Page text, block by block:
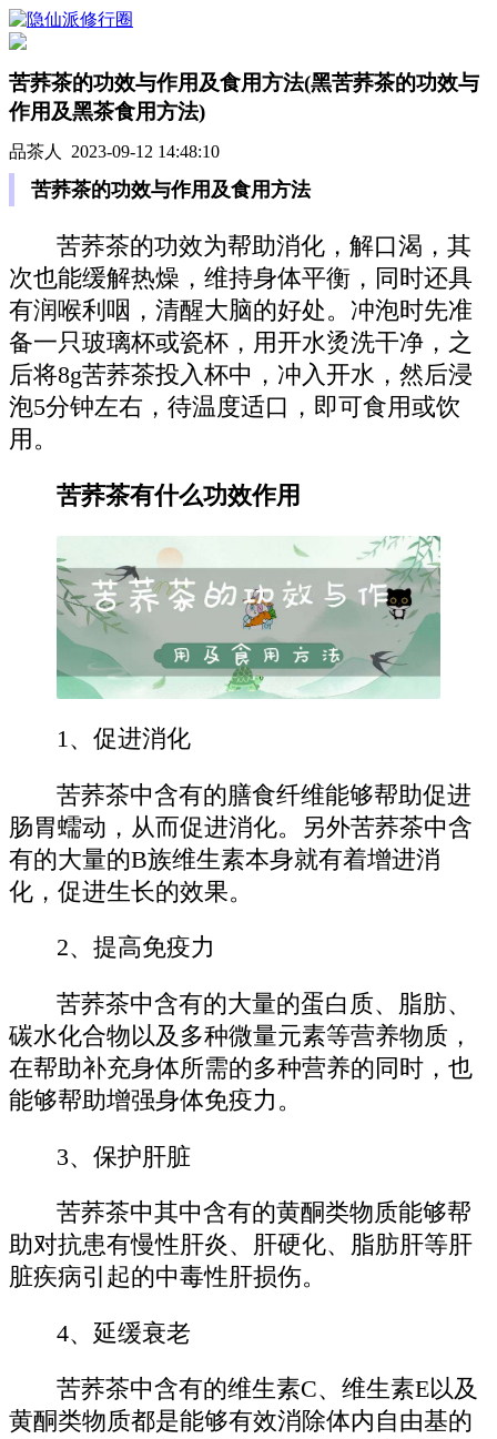
苦荞茶的功效与作用及食用方法(黑苦荞茶的功效与
作用及黑茶食用方法)
品茶人 2023-09-12 14:48:10
苦荞茶的功效与作用及食用方法
苦荞茶的功效为帮助消化，解口渴，其
次也能缓解热燥，维持身体平衡，同时还具
有润喉利咽，清醒大脑的好处。冲泡时先准
备一只玻璃杯或瓷杯，用开水烫洗干净，之
后将8g苦荞茶投入杯中，冲入开水，然后浸
泡5分钟左右，待温度适口，即可食用或饮
用。
苦荞茶有什么功效作用
1、促进消化
苦荞茶中含有的膳食纤维能够帮助促进
肠胃蠕动，从而促进消化。另外苦荞茶中含
有的大量的B族维生素本身就有着增进消
化，促进生长的效果。
2、提高免疫力
苦荞茶中含有的大量的蛋白质、脂肪、
碳水化合物以及多种微量元素等营养物质，
在帮助补充身体所需的多种营养的同时，也
能够帮助增强身体免疫力。
3、保护肝脏
苦荞茶中其中含有的黄酮类物质能够帮
助对抗患有慢性肝炎、肝硬化、脂肪肝等肝
脏疾病引起的中毒性肝损伤。
4、延缓衰老
苦荞茶中含有的维生素C、维生素E以及
黄酮类物质都是能够有效消除体内自由基的